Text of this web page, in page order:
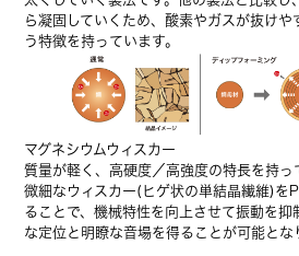
ら凝固していくため、酸素やガスが抜け
う特徴を持っています。
マグネシウムウィスカー
質量が軽く、高硬度／高強度の特長を持っ
微細なウィスカー(ヒゲ状の単結晶繊維)を
ることで、機械特性を向上させて振動を
な定位と明瞭な音場を得ることが可能とな